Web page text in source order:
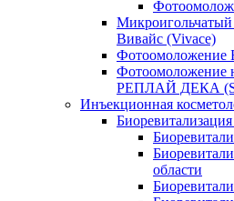
Вивайс (Vivace)
Фотоомоложение
Фотоомоложение
РЕПЛАЙ ДЕКА
Инъекционная
Биоревитализация
области